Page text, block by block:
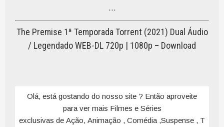
…
The Premise 1ª Temporada Torrent (2021) Dual Áudio
/ Legendado WEB-DL 720p | 1080p – Download
Olá, está gostando do nosso site ? Então aproveite
para ver mais Filmes e Séries
exclusivas de Ação, Animação , Comédia ,Suspense , T